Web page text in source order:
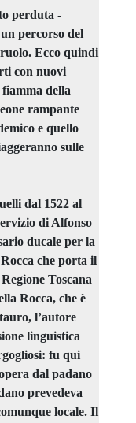
perduta -
percorso del
Ecco quindi
con nuovi
della
rampante
e quello
sulle
dal 1522 al
di Alfonso
ducale per la
che porta il
Toscana
Rocca, che è
l’autore
linguistica
fu qui
dal padano
prevedeva
locale. Il